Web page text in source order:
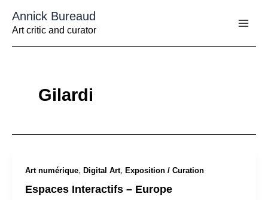
contenu
Annick Bureaud
Art critic and curator
Gilardi
Art numérique, Digital Art, Exposition / Curation
Espaces Interactifs – Europe